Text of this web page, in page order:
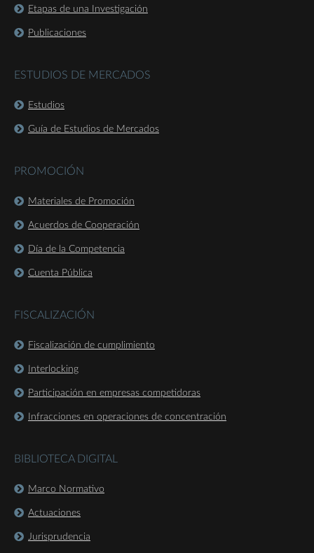
Etapas de una Investigación
Publicaciones
ESTUDIOS DE MERCADOS
Estudios
Guía de Estudios de Mercados
PROMOCIÓN
Materiales de Promoción
Acuerdos de Cooperación
Día de la Competencia
Cuenta Pública
FISCALIZACIÓN
Fiscalización de cumplimiento
Interlocking
Participación en empresas competidoras
Infracciones en operaciones de concentración
BIBLIOTECA DIGITAL
Marco Normativo
Actuaciones
Jurisprudencia